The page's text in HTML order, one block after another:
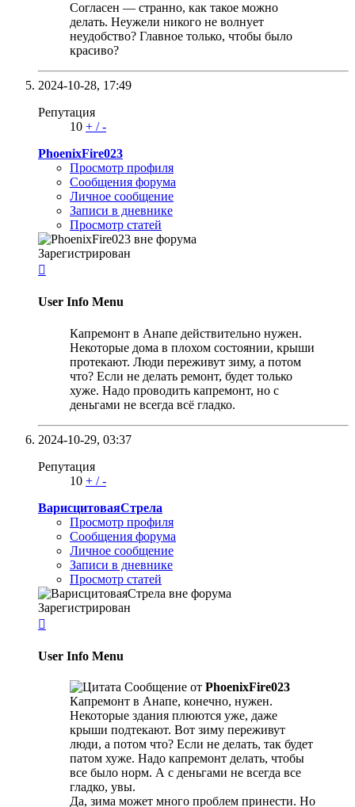
Согласен — странно, как такое можно
делать. Неужели никого не волнует
неудобство? Главное только, чтобы было
красиво?
2024-10-28, 17:49
Репутация
10 + /-
PhoenixFire023
Просмотр профиля
Сообщения форума
Личное сообщение
Записи в дневнике
Просмотр статей
Зарегистрирован

User Info Menu
Капремонт в Анапе действительно нужен.
Некоторые дома в плохом состоянии, крыши
протекают. Люди переживут зиму, а потом
что? Если не делать ремонт, будет только
хуже. Надо проводить капремонт, но с
деньгами не всегда всё гладко.
2024-10-29, 03:37
Репутация
10 + /-
ВарисцитоваяСтрела
Просмотр профиля
Сообщения форума
Личное сообщение
Записи в дневнике
Просмотр статей
Зарегистрирован

User Info Menu
Сообщение от PhoenixFire023
Капремонт в Анапе, конечно, нужен.
Некоторые здания плюются уже, даже
крыши подтекают. Вот зиму переживут
люди, а потом что? Если не делать, так будет
патом хуже. Надо капремонт делать, чтобы
все было норм. А с деньгами не всегда все
гладко, увы.
Да, зима может много проблем принести. Но